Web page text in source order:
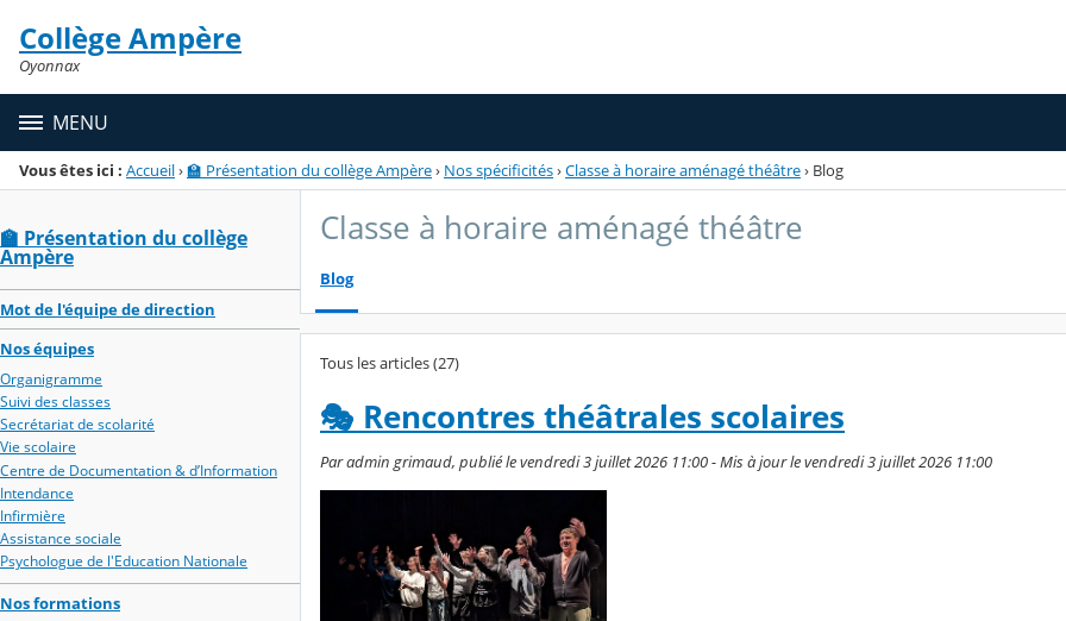
Menu de la rubrique
Contenu
Collège Ampère
Oyonnax
MENU
Vous êtes ici : Accueil›🏫 Présentation du collège Ampère› Nos spécificités›Classe à horaire aménagé théâtre› Blog
🏫 Présentation du collège
Ampère
Mot de l'équipe de direction
Nos équipes
Organigramme
Suivi des classes
Secrétariat de scolarité
Vie scolaire
Centre de Documentation & d’Information
Intendance
Infirmière
Assistance sociale
Psychologue de l'Education Nationale
Nos formations
Classe à horaire aménagé théâtre
Blog
Tous les articles (27)
🎭 Rencontres théâtrales scolaires
Par admin grimaud, publié le vendredi 3 juillet 2026 11:00 - Mis à jour le vendredi 3 juillet 2026 11:00